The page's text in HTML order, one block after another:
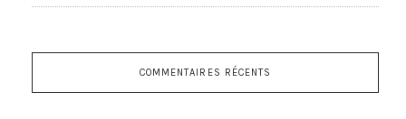
COMMENTAIRES RÉCENTS